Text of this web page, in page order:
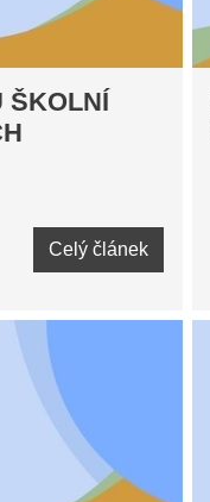
ŠKOLNÍ
Celý článek